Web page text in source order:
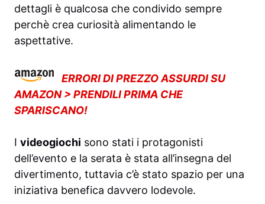
dettagli è qualcosa che condivido sempre
perchè crea curiosità alimentando le
aspettative.
ERRORI DI PREZZO ASSURDI SU
AMAZON > PRENDILI PRIMA CHE
SPARISCANO!
I videogiochi sono stati i protagonisti
dell’evento e la serata è stata all’insegna del
divertimento, tuttavia c’è stato spazio per una
iniziativa benefica davvero lodevole.